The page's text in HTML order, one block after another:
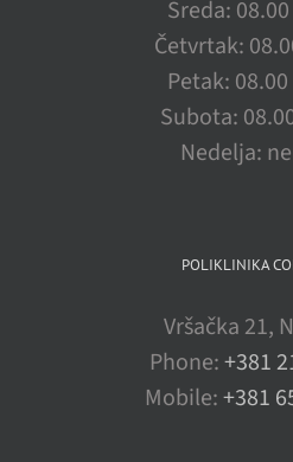
Sreda:
Četvrtak:
Petak:
Subota:
Nedelja:
POLIKLINIKA
Vršačka 21,
Phone:+381
Mobile:+381